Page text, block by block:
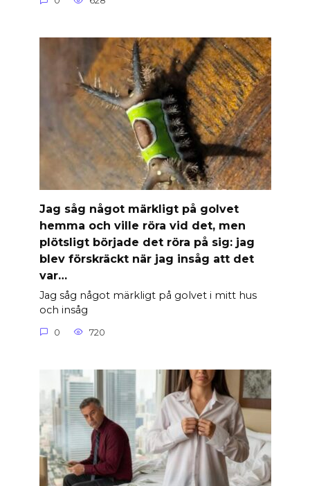
Jag såg något märkligt på golvet
hemma och ville röra vid det, men
plötsligt började det röra på sig: jag
blev förskräckt när jag insåg att det
var…
Jag såg något märkligt på golvet i mitt hus
och insåg
0 720